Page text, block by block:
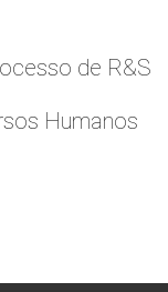
de R&S
Humanos